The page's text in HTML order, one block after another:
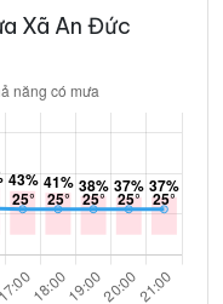
Xã An Đức